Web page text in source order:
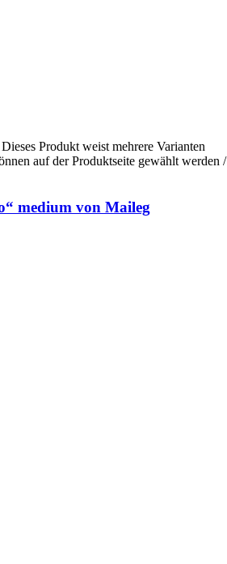
Dieses Produkt weist mehrere Varianten
auf der Produktseite gewählt werden/
medium von Maileg